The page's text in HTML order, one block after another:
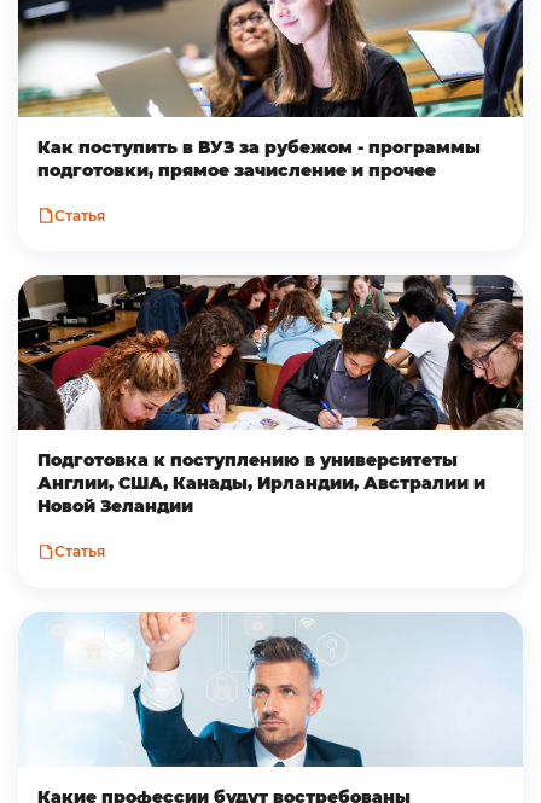
Как поступить в ВУЗ за рубежом - программы
подготовки, прямое зачисление и прочее
Статья
Подготовка к поступлению в университеты
Англии, США, Канады, Ирландии, Австралии и
Новой Зеландии
Статья
Какие профессии будут востребованы